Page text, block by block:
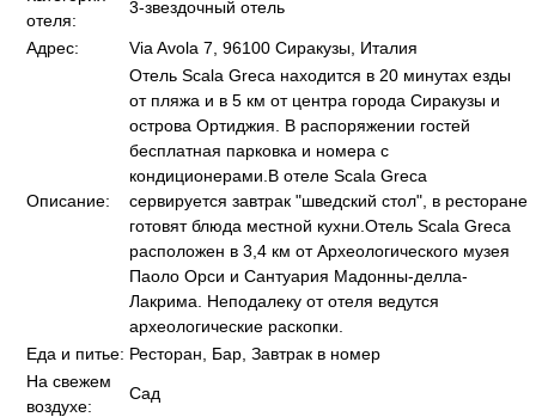
отеля:
3-звездочный отель
Адрес: Via Avola 7, 96100 Сиракузы, Италия
Описание:
Отель Scala Greca находится в 20 минутах езды
от пляжа и в 5 км от центра города Сиракузы и
острова Ортиджия. В распоряжении гостей
бесплатная парковка и номера с
кондиционерами.В отеле Scala Greca
сервируется завтрак "шведский стол", в ресторане
готовят блюда местной кухни.Отель Scala Greca
расположен в 3,4 км от Археологического музея
Паоло Орси и Сантуария Мадонны-делла-
Лакрима. Неподалеку от отеля ведутся
археологические раскопки.
Еда и питье: Ресторан, Бар, Завтрак в номер
На свежем
воздухе:
Сад